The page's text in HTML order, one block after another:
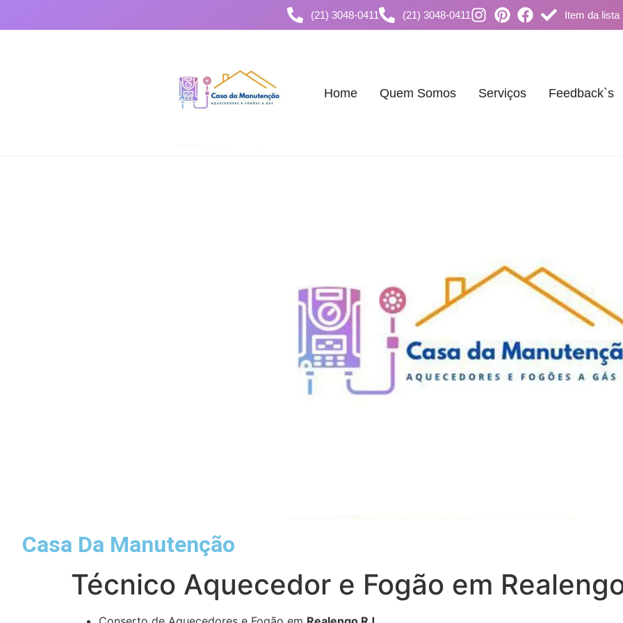
(21) 3048-0411 (21) 3048-0411 Item da lista
Home Quem Somos Serviços Feedback`s
Casa Da Manutenção
Técnico Aquecedor e Fogão em